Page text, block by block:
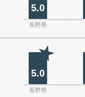
5.0
長野県
5.0
長野県